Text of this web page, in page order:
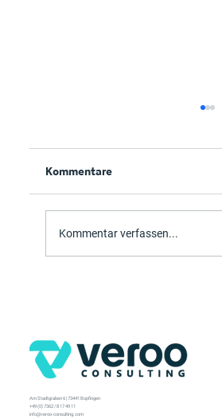
BANF- Veroo & Wackler
Kommentare
Kommentar verfassen...
Am Stadtgraben 6 | 73441 Bopfingen
+49 (0) 7362 / 8 17 49 11
info@veroo-consulting.com